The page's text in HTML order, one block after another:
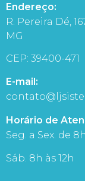
Endereço:
R. Pereira Dé,
MG
CEP: 39400-471
E-mail:
Horário de
Seg. a Sex. de
Sáb. 8h às 12h